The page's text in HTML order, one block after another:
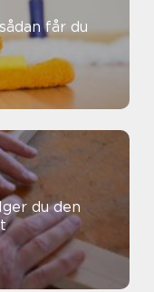
får du
du den